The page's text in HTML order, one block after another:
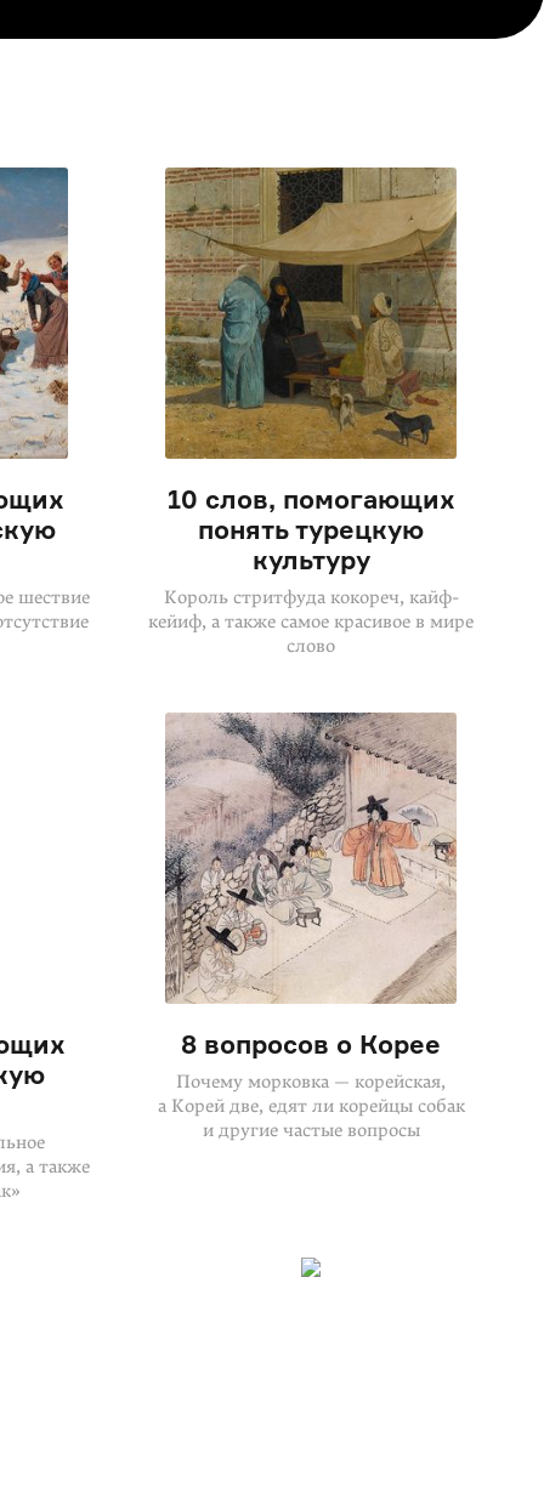
шествие
10 слов, помогающих
понять турецкую
культуру
Король стритфуда кокореч, кайф-
кейиф, а также самое красивое в мире
слово
а также
8 вопросов о Корее
Почему морковка — корейская,
а Корей две, едят ли корейцы собак
и другие частые вопросы